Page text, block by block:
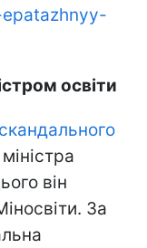
освіти
він
За